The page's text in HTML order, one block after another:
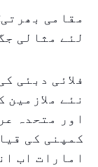
مقامی
لئے مثالی
فلائی دبئی
نئے ملازمین
اور متحدہ
کمپنی کی
امارات اب